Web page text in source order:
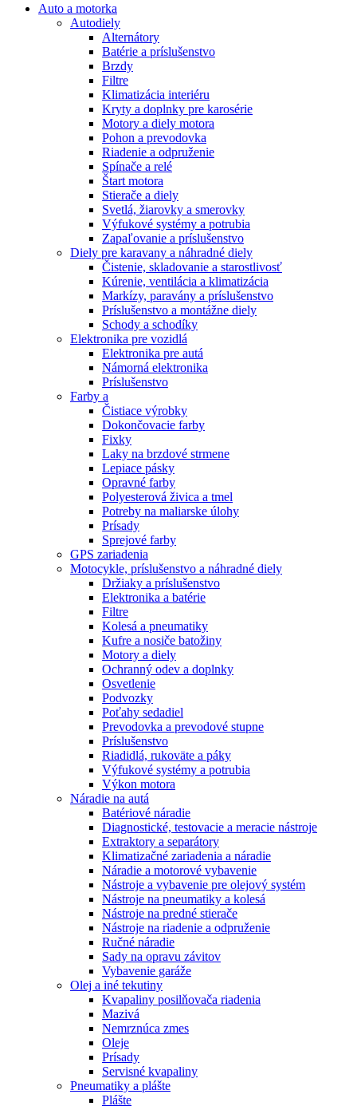
Auto a motorka
Autodiely
Alternátory
Batérie a príslušenstvo
Brzdy
Filtre
Klimatizácia interiéru
Kryty a doplnky pre karosérie
Motory a diely motora
Pohon a prevodovka
Riadenie a odpruženie
Spínače a relé
Štart motora
Stierače a diely
Svetlá, žiarovky a smerovky
Výfukové systémy a potrubia
Zapaľovanie a príslušenstvo
Diely pre karavany a náhradné diely
Čistenie, skladovanie a starostlivosť
Kúrenie, ventilácia a klimatizácia
Markízy, paravány a príslušenstvo
Príslušenstvo a montážne diely
Schody a schodíky
Elektronika pre vozidlá
Elektronika pre autá
Námorná elektronika
Príslušenstvo
Farby a
Čistiace výrobky
Dokončovacie farby
Fixky
Laky na brzdové strmene
Lepiace pásky
Opravné farby
Polyesterová živica a tmel
Potreby na maliarske úlohy
Prísady
Sprejové farby
GPS zariadenia
Motocykle, príslušenstvo a náhradné diely
Držiaky a príslušenstvo
Elektronika a batérie
Filtre
Kolesá a pneumatiky
Kufre a nosiče batožiny
Motory a diely
Ochranný odev a doplnky
Osvetlenie
Podvozky
Poťahy sedadiel
Prevodovka a prevodové stupne
Príslušenstvo
Riadidlá, rukoväte a páky
Výfukové systémy a potrubia
Výkon motora
Náradie na autá
Batériové náradie
Diagnostické, testovacie a meracie nástroje
Extraktory a separátory
Klimatizačné zariadenia a náradie
Náradie a motorové vybavenie
Nástroje a vybavenie pre olejový systém
Nástroje na pneumatiky a kolesá
Nástroje na predné stierače
Nástroje na riadenie a odpruženie
Ručné náradie
Sady na opravu závitov
Vybavenie garáže
Olej a iné tekutiny
Kvapaliny posilňovača riadenia
Mazivá
Nemrznúca zmes
Oleje
Prísady
Servisné kvapaliny
Pneumatiky a plášte
Plášte